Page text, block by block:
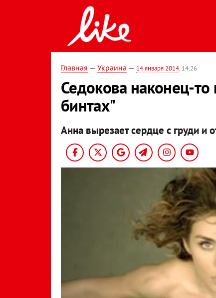
Главная — Украина — 14 января 2014, 14:26
Седокова наконец-то
бинтах"
Анна вырезает сердце с груди и